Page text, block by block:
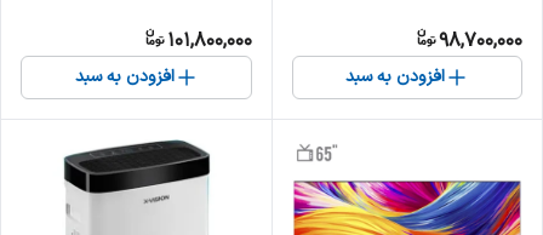
98,700,000
افزودن به سبد
101,800,000
افزودن به سبد